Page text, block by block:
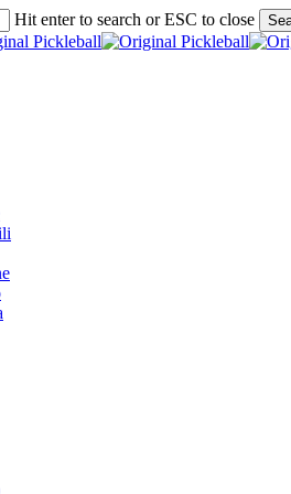
Hit enter to search or ESC to close